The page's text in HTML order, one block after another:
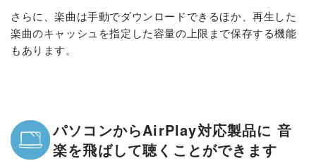
さらに、楽曲は手動でダウンロードできるほか、再生した
楽曲のキャッシュを指定した容量の上限まで保存する機能
もあります。
パソコンからAirPlay対応製品に 音
楽を飛ばして聴くことができます